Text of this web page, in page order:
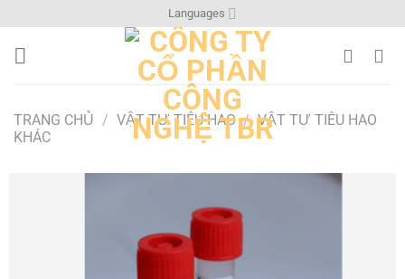
qua
nội
Languages
TRANG CHỦ / VẬT TƯ TIÊU HAO / VẬT TƯ TIÊU HAO
KHÁC